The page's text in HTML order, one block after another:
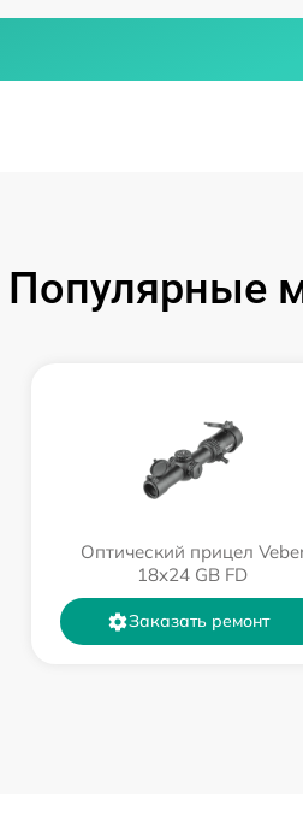
Популярные
Оптический прицел
18x24 GB FD
Заказать ремонт